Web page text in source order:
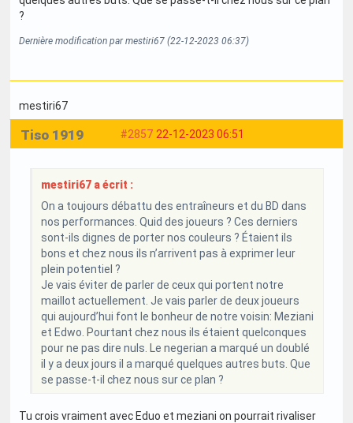
?
Dernière modification par mestiri67 (22-12-2023 06:37)
mestiri67
#2857 22-12-2023 06:51
Tiso 1919
mestiri67 a écrit :
On a toujours débattu des entraîneurs et du BD dans
nos performances. Quid des joueurs ? Ces derniers
sont-ils dignes de porter nos couleurs ? Étaient ils
bons et chez nous ils n’arrivent pas à exprimer leur
plein potentiel ?
Je vais éviter de parler de ceux qui portent notre
maillot actuellement. Je vais parler de deux joueurs
qui aujourd’hui font le bonheur de notre voisin: Meziani
et Edwo. Pourtant chez nous ils étaient quelconques
pour ne pas dire nuls. Le negerian a marqué un doublé
il y a deux jours il a marqué quelques autres buts. Que
se passe-t-il chez nous sur ce plan ?
Tu crois vraiment avec Eduo et meziani on pourrait rivaliser